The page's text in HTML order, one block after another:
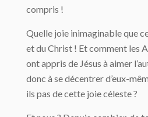
compris !
Quelle joie inimaginable que
et du Christ ! Et comment les
ont appris de Jésus à aimer
donc à se décentrer d’eux-
ils pas de cette joie céleste ?